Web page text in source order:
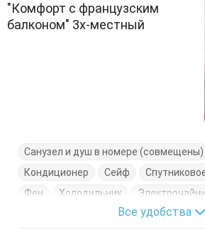
"Комфорт с французским
балконом" 3х-местный
Санузел и душ в номере (совмещены)
Кондиционер
Сейф
Фен
Холодильник
Журнальный столик
Все удобства